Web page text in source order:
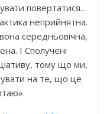
повертатися…
неприйнятна.
середньовічна,
І Сполучені
тому що ми,
на те, що це